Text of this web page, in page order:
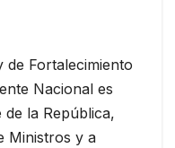
de Fortalecimiento
Nacional es
la República,
Ministros y a